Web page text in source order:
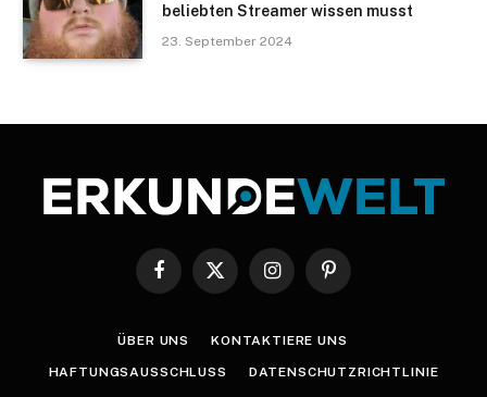
beliebten Streamer wissen musst
23. September 2024
Facebook
X
InstagramPinterest
ÜBER UNS KONTAKTIERE UNS
HAFTUNGSAUSSCHLUSS DATENSCHUTZRICHTLINIE